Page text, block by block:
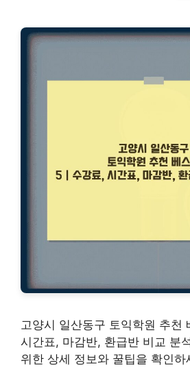
고양시 일산동구 토익학원 추천
시간표, 마감반, 환급반 비교 분
위한 상세 정보와 꿀팁을 확인하